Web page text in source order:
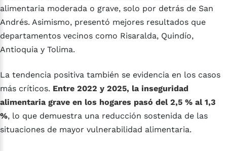
alimentaria moderada o grave, solo por detrás de San
Andrés. Asimismo, presentó mejores resultados que
departamentos vecinos como Risaralda, Quindío,
Antioquia y Tolima.
La tendencia positiva también se evidencia en los casos
más críticos. Entre 2022 y 2025, la inseguridad
alimentaria grave en los hogares pasó del 2,5 % al 1,3
%, lo que demuestra una reducción sostenida de las
situaciones de mayor vulnerabilidad alimentaria.